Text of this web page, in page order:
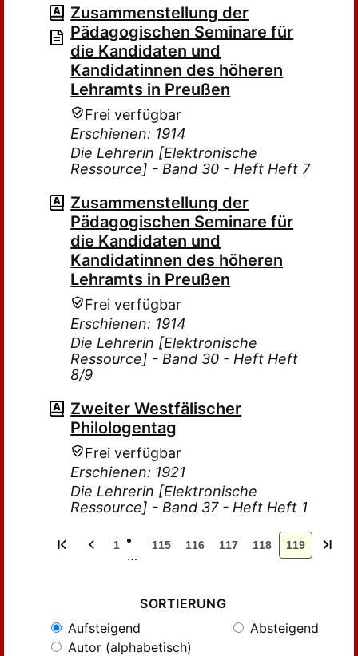
Zusammenstellung der
Pädagogischen Seminare für
die Kandidaten und
Kandidatinnen des höheren
Lehramts in Preußen
Frei verfügbar
Erschienen: 1914
Die Lehrerin [Elektronische
Ressource] - Band 30 - Heft Heft 7
Zusammenstellung der
Pädagogischen Seminare für
die Kandidaten und
Kandidatinnen des höheren
Lehramts in Preußen
Frei verfügbar
Erschienen: 1914
Die Lehrerin [Elektronische
Ressource] - Band 30 - Heft Heft
8/9
Zweiter Westfälischer
Philologentag
Frei verfügbar
Erschienen: 1921
Die Lehrerin [Elektronische
Ressource] - Band 37 - Heft Heft 1
1
…
115 116 117 118 119
SORTIERUNG
Aufsteigend
Absteigend
Autor (alphabetisch)